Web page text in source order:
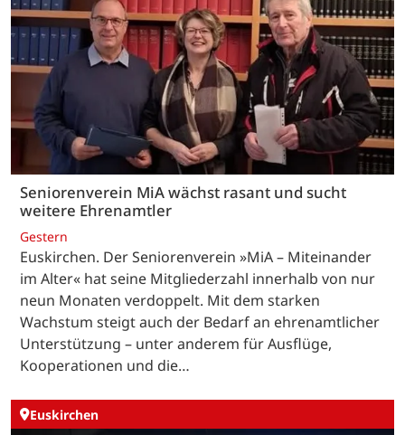
Seniorenverein MiA wächst rasant und sucht
weitere Ehrenamtler
Gestern
Euskirchen. Der Seniorenverein »MiA – Miteinander
im Alter« hat seine Mitgliederzahl innerhalb von nur
neun Monaten verdoppelt. Mit dem starken
Wachstum steigt auch der Bedarf an ehrenamtlicher
Unterstützung – unter anderem für Ausflüge,
Kooperationen und die…
Euskirchen